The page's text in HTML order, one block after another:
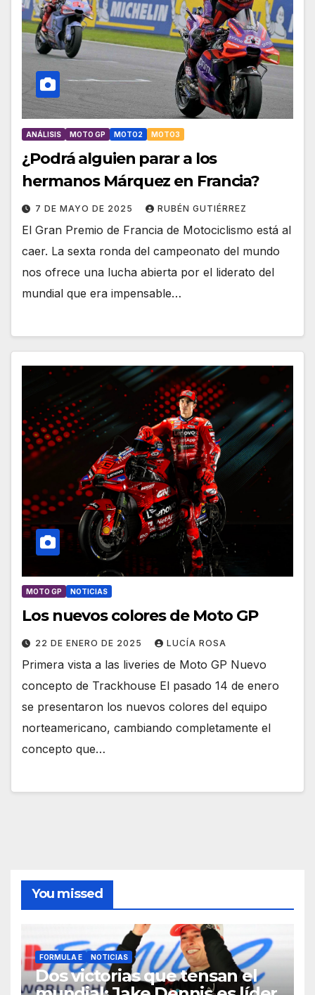
ANÁLISIS MOTO GP MOTO2 MOTO3
¿Podrá alguien parar a los
hermanos Márquez en Francia?
7 DE MAYO DE 2025 RUBÉN GUTIÉRREZ
El Gran Premio de Francia de Motociclismo está al
caer. La sexta ronda del campeonato del mundo
nos ofrece una lucha abierta por el liderato del
mundial que era impensable…
MOTO GP NOTICIAS
Los nuevos colores de Moto GP
22 DE ENERO DE 2025 LUCÍA ROSA
Primera vista a las liveries de Moto GP Nuevo
concepto de Trackhouse El pasado 14 de enero
se presentaron los nuevos colores del equipo
norteamericano, cambiando completamente el
concepto que…
You missed
FORMULA E NOTICIAS
Dos victorias que tensan el